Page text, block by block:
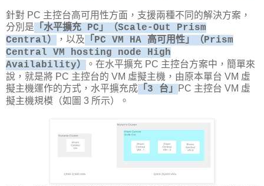
針對 PC 主控台高可用性方面，支援兩種不同的解決方案，
分別是 「水平擴充 PC」（Scale-Out Prism
Central）
，以及 「PC VM HA 高可用性」（Prism
Central VM hosting node High
Availability）
。在水平擴充 PC 主控台方案中，簡單來
說，就是將 PC 主控台的 VM 虛擬主機，由原本單台 VM 虛
擬主機運作的方式，水平擴充成 「3 台」
PC 主控台 VM 虛
擬主機規模（如圖 3 所示）。